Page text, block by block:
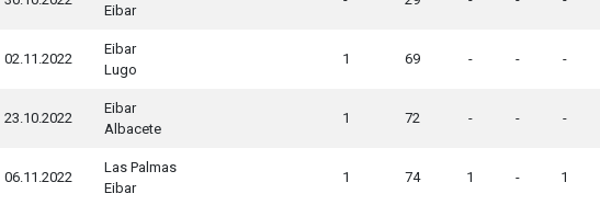
Eibar
02.11.2022
Eibar
Lugo
1 69 - - -
23.10.2022
Eibar
Albacete
1 72 - - -
06.11.2022
Las Palmas
Eibar
1 74 1 - 1